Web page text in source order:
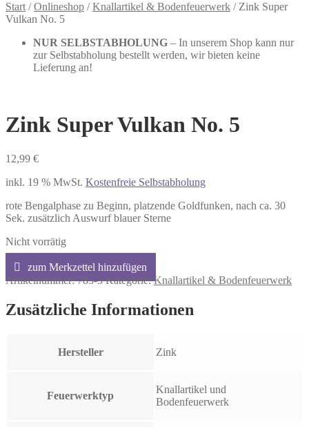
Start /Onlineshop /Knallartikel & Bodenfeuerwerk / Zink Super
Vulkan No. 5
NUR SELBSTABHOLUNG – In unserem Shop kann nur
zur Selbstabholung bestellt werden, wir bieten keine
Lieferung an!
Zink Super Vulkan No. 5
12,99 €
inkl. 19 % MwSt. Kostenfreie Selbstabholung
rote Bengalphase zu Beginn, platzende Goldfunken, nach ca. 30
Sek. zusätzlich Auswurf blauer Sterne
Nicht vorrätig
Artikelnummer:785-5 Kategorie:Knallartikel & Bodenfeuerwerk
Zusätzliche Informationen
Hersteller Zink
Feuerwerktyp
Knallartikel und
Bodenfeuerwerk